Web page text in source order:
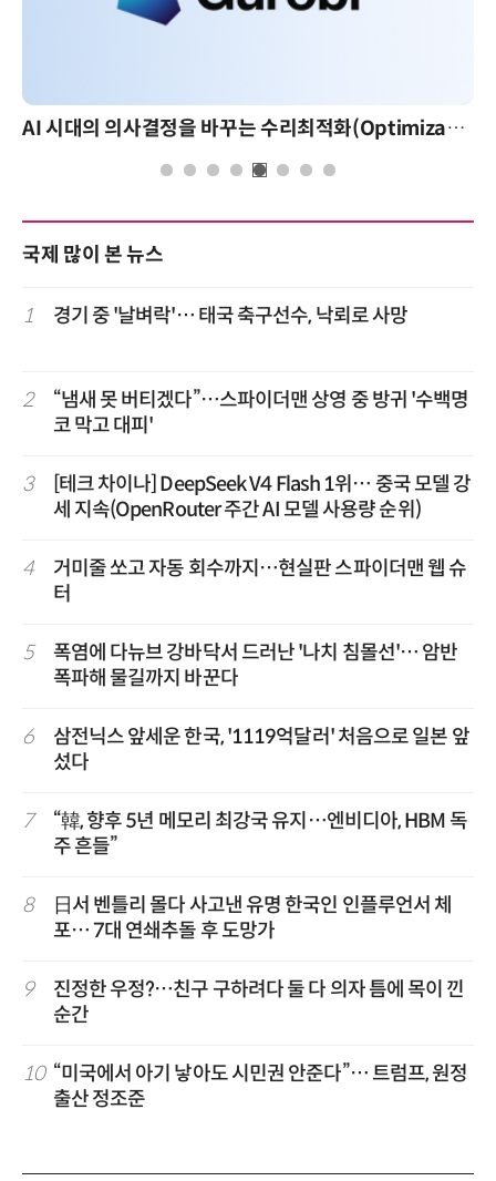
AI 시대의 의사결정을 바꾸는 수리최적화(Optimization): 실제 산업 적용 사례와 활용 전략
국제 많이 본 뉴스
1 경기 중 '날벼락'… 태국 축구선수, 낙뢰로 사망
2
“냄새 못 버티겠다”…스파이더맨 상영 중 방귀 '수백명
코 막고 대피'
3
[테크 차이나] DeepSeek V4 Flash 1위… 중국 모델 강
세 지속(OpenRouter 주간 AI 모델 사용량 순위)
4
거미줄 쏘고 자동 회수까지…현실판 스파이더맨 웹 슈
터
5
폭염에 다뉴브 강바닥서 드러난 '나치 침몰선'… 암반
폭파해 물길까지 바꾼다
6
삼전닉스 앞세운 한국, '1119억달러' 처음으로 일본 앞
섰다
7
“韓, 향후 5년 메모리 최강국 유지…엔비디아, HBM 독
주 흔들”
8
日서 벤틀리 몰다 사고낸 유명 한국인 인플루언서 체
포… 7대 연쇄추돌 후 도망가
9
진정한 우정?…친구 구하려다 둘 다 의자 틈에 목이 낀
순간
10 “미국에서 아기 낳아도 시민권 안준다”… 트럼프, 원정
출산 정조준